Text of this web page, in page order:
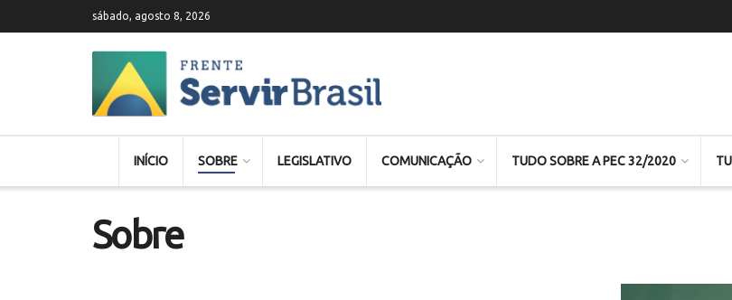
sábado, agosto 8, 2026
INÍCIO SOBRE LEGISLATIVO COMUNICAÇÃO TUDO SOBRE A PEC 32/2020
Sobre